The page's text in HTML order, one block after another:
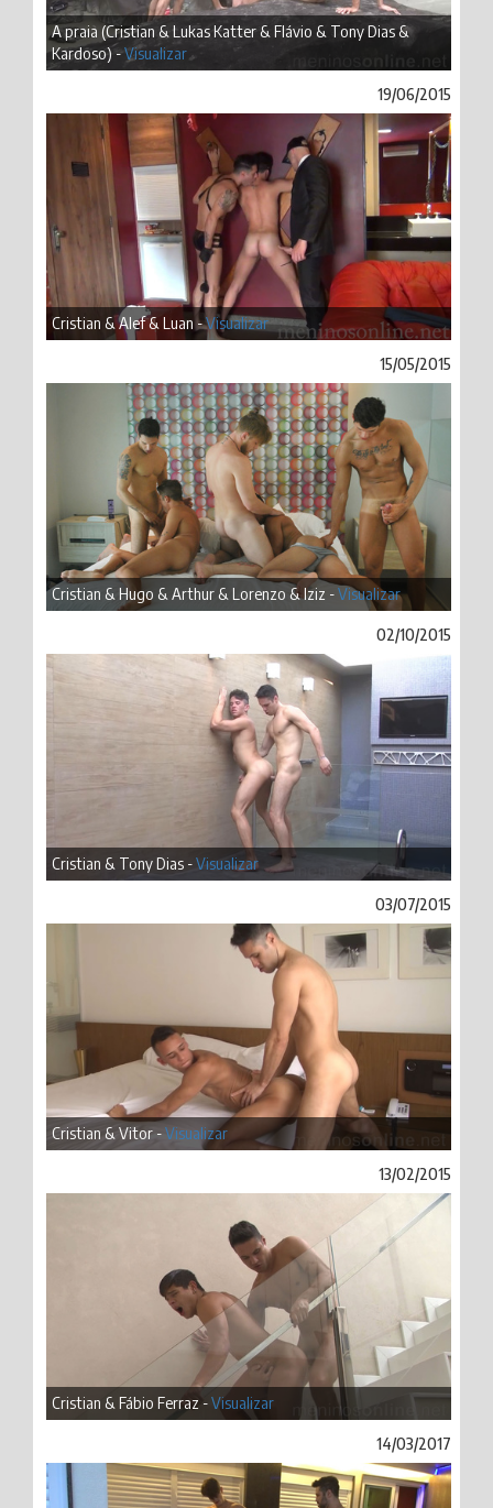
A praia (Cristian & Lukas Katter & Flávio & Tony Dias &
Kardoso) -Visualizar
19/06/2015
Cristian & Alef & Luan -Visualizar
15/05/2015
Cristian & Hugo & Arthur & Lorenzo & Iziz -Visualizar
02/10/2015
Cristian & Tony Dias -Visualizar
03/07/2015
Cristian & Vitor -Visualizar
13/02/2015
Cristian & Fábio Ferraz -Visualizar
14/03/2017